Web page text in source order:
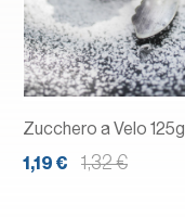
Zucchero a Velo 125g
1,19 €
1,32 €